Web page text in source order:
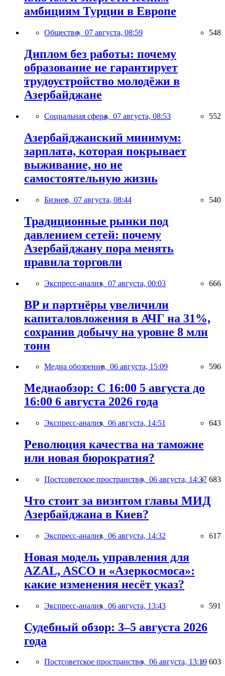
амбициям Турции в Европе
Общество, 07 августа, 08:59 548
Диплом без работы: почему
образование не гарантирует
трудоустройство молодёжи в
Азербайджане
Социальная сфера, 07 августа, 08:53 552
Азербайджанский минимум:
зарплата, которая покрывает
выживание, но не
самостоятельную жизнь
Бизнес, 07 августа, 08:44 540
Традиционные рынки под
давлением сетей: почему
Азербайджану пора менять
правила торговли
Экспресс-анализ, 07 августа, 00:03 666
BP и партнёры увеличили
капиталовложения в АЧГ на 31%,
сохранив добычу на уровне 8 млн
тонн
Медиа обозрение, 06 августа, 15:09 596
Медиаобзор: С 16:00 5 августа до
16:00 6 августа 2026 года
Экспресс-анализ, 06 августа, 14:51 643
Революция качества на таможне
или новая бюрократия?
Постсоветское пространство, 06 августа, 14:37 683
Что стоит за визитом главы МИД
Азербайджана в Киев?
Экспресс-анализ, 06 августа, 14:32 617
Новая модель управления для
AZAL, ASCO и «Азеркосмоса»:
какие изменения несёт указ?
Экспресс-анализ, 06 августа, 13:43 591
Судебный обзор: 3–5 августа 2026
года
Постсоветское пространство, 06 августа, 13:19 603